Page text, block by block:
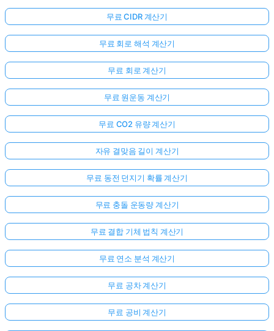
무료 CIDR 계산기
무료 회로 해석 계산기
무료 회로 계산기
무료 원운동 계산기
무료 CO2 유량 계산기
자유 결맞음 길이 계산기
무료 동전 던지기 확률 계산기
무료 충돌 운동량 계산기
무료 결합 기체 법칙 계산기
무료 연소 분석 계산기
무료 공차 계산기
무료 공비 계산기